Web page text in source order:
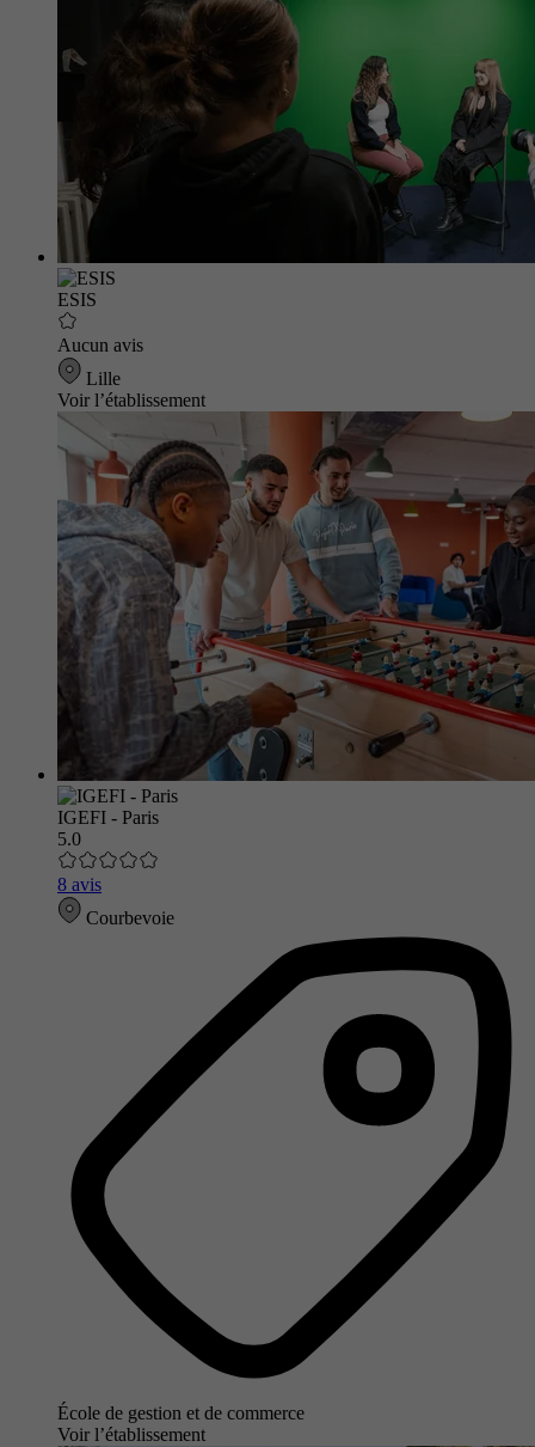
ESIS
Aucun avis
Lille
Voir l’établissement
IGEFI - Paris
5.0
8 avis
Courbevoie
École de gestion et de commerce
Voir l’établissement